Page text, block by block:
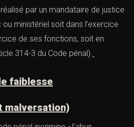
ou prête son concours,
à des opérations portant sur
compte desquels elle
valeurs. La répression est
lorsque l’abusde confiance
l’exercice ouà l’occasion
soit en raison de sa